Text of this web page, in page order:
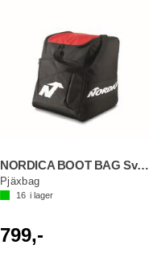
NORDICA BOOT BAG Svart/Röd
Pjäxbag
16 i lager
799,-